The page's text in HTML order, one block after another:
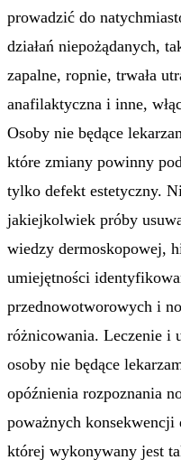
prowadzić do
działań niepożądanych,
zapalne, ropnie, trwała
anafilaktyczna i inne,
Osoby nie będące
które zmiany powinny
tylko defekt estetyczny.
jakiejkolwiek próby
wiedzy dermoskopowej,
umiejętności
przednowotworowych i
różnicowania. Leczenie i
osoby nie będące
opóźnienia rozpoznania
poważnych
której wykonywany jest